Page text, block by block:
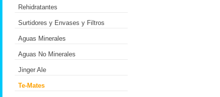
Rehidratantes
Surtidores y Envases y Filtros
Aguas Minerales
Aguas No Minerales
Jinger Ale
Te-Mates